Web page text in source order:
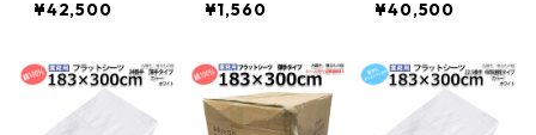
0×290cm ダブ
シーツ ホワイ
ト 白 三露産業
ホテル 旅館 民
¥42,500
0% 183x280cm
サイズ メール
便（ポスト投函
配送） ホワイ
¥1,560
リ30% 183x28
ョートサイズ
敷きシーツ ホ
ワイト 白 三露
¥40,500